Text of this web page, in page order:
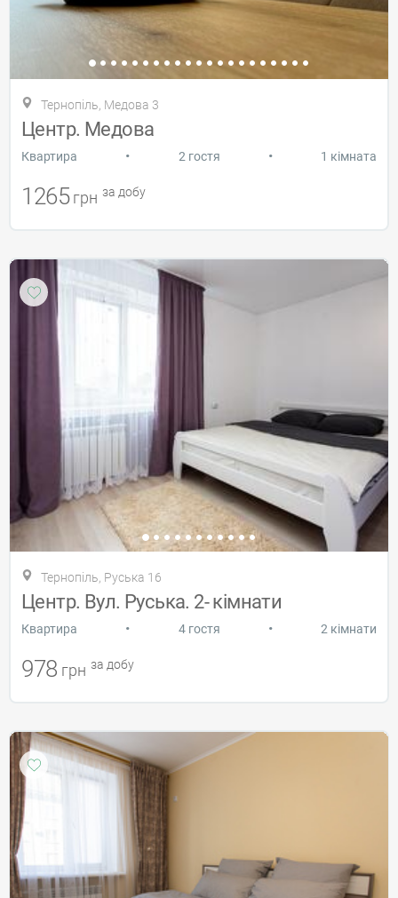
Тернопіль, Медова 3
Центр. Медова
Квартира • 2 гостя • 1 кімната
1265 грн за добу
Тернопіль, Руська 16
Центр. Вул. Руська. 2- кімнати
Квартира • 4 гостя • 2 кімнати
978 грн за добу